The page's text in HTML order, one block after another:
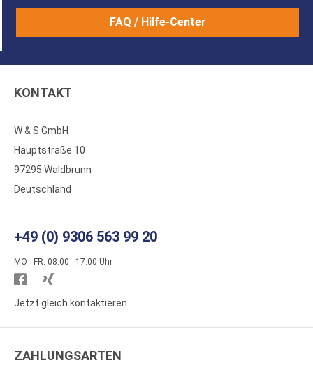
FAQ / Hilfe-Center
KONTAKT
W & S GmbH
Hauptstraße 10
97295 Waldbrunn
Deutschland
+49 (0) 9306 563 99 20
MO - FR: 08.00 - 17.00 Uhr
Besuchen
Sie
auf
Sie
auf
Jetzt gleich kontaktieren
ZAHLUNGSARTEN